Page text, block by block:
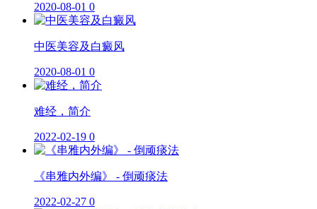
2020-08-01 0
中医美容及白癜风
2020-08-01 0
难经，简介
2022-02-19 0
《串雅内外编》 - 倒顽痰法
2022-02-27 0